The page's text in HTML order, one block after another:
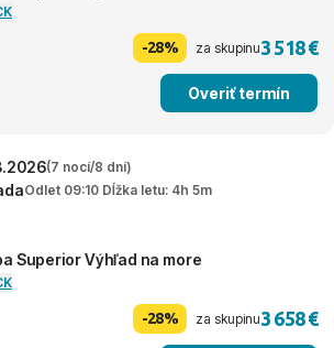
-28% za skupinu3 518 €
Overiť termín
(7 nocí/8 dní)
Odlet 09:10 Dĺžka letu: 4h 5m
Superior Výhľad na more
-28% za skupinu3 658 €